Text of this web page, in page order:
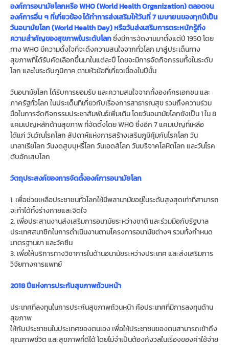
องค์การอนามัยโลกหรือ WHO (World Health Organization) ตลอดจน
องค์การอื่น ๆ ที่เกี่ยวข้อง ได้ทำการส่งเสริมให้วันที่ 7 เมษายนของทุกปีเป็น
วันอนามัยโลก (World Health Day) หรือวันส่งเสริมการตระหนักรู้ถึง
ความสำคัญของสุขภาพในระดับโลกซึ่งมีการจัดงานมาตั้งแต่ปี 1950 โดย
ทาง WHO มีความตั้งใจที่จะดึงความสนใจจากทั่วโลก มาสู่ประเด็นทาง
สุขภาพที่ได้รับคัดเลือกขึ้นมาในแต่ละปี โดยจะมีการจัดกิจกรรมทั้งในระดับ
โลก และในระดับภูมิภาค ตามหัวข้อที่เกี่ยวเนื่องในปีนั้น
วันอนามัยโลก ได้รับการยอมรับ และความสนใจจากทั้งองค์กรเอกชน และ
ภาครัฐทั่วโลก ในประเด็นที่เกี่ยวกับเรื่องการสาธารณสุข รวมถึงความร่วม
มือในการจัดกิจกรรมประชาสัมพันธ์เพิ่มเติม โดยวันอนามัยโลกยังเป็น 1 ใน 8
แคมเปญหลักด้านสุขภาพ ที่จัดตั้งโดย WHO ซึ่งอีก 7 แคมเปญที่เหลือ
ได้แก่ วันวัณโรคโลก สัปดาห์แห่งการสร้างเสริมภูมิคุ้มกันโรคโลก วัน
มาลาเรียโลก วันงดสูบบุหรี่โลก วันเอดส์โลก วันบริจาคโลหิตโลก และวันโรค
ตับอักเสบโลก
วัตถุประสงค์ของการจัดตั้งองค์การอนามัยโลก
1. เพื่อช่วยเหลือประชาชนทั่วโลกให้มีพลานามัยอยู่ในระดับสูงสุดเท่าที่สามารถ
จะทำได้ทั้งร่างกายและจิตใจ
2. เพื่อประสานงานส่งเสริมการอนามัยระหว่างชาติ และร่วมมือกับรัฐบาล
ประเทศสมาชิกในการดำเนินงานตามโครงการอนามัยต่างๆ รวมทั้งกำหนด
มาตรฐานยา และวัคซีน
3. เพื่อให้บริการทางวิชาการในด้านอนามัยระหว่างประเทศ และส่งเสริมการ
วิจัยทางการแพทย์
2018 ปีแห่งการประกันสุขภาพถ้วนหน้า
ประเทศที่ลงทุนในการประกันสุขภาพถ้วนหน้า คือประเทศที่มีการลงทุนด้าน
สุขภาพ
ให้กับประชาชนในประเทศของตนเอง เพื่อให้ประชาชนของตนสามารถเข้าถึง
คุณภาพชีวิต และสุขภาพที่ดีได้ โดยไม่จำเป็นต้องกังวลในเรื่องของค่าใช้จ่าย